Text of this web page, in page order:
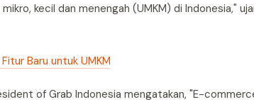
kecil dan menengah (UMKM) di Indonesia,"
Baru untuk UMKM
of Grab Indonesia mengatakan, "E-